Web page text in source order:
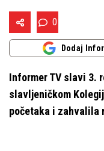
0
Dodaj
Informer TV slavi 3.
slavljeničkom
početaka i zahvalila